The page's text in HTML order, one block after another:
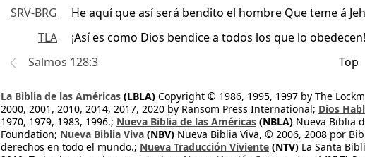
SRV-BRG
He aquí que así será bendito el hombre Que teme á
TLA
¡Así es como Dios bendice a todos los que lo obedecen!
Salmos 128:3
Top
La Biblia de las Américas (LBLA) Copyright © 1986, 1995, 1997 by The
2000, 2001, 2010, 2014, 2017, 2020 by Ransom Press International; Dios
1970, 1979, 1983, 1996.; Nueva Biblia de las Américas (NBLA) Nueva Biblia
Foundation; Nueva Biblia Viva (NBV) Nueva Biblia Viva, © 2006, 2008 por
derechos en todo el mundo.; Nueva Traducción Viviente (NTV) La Santa